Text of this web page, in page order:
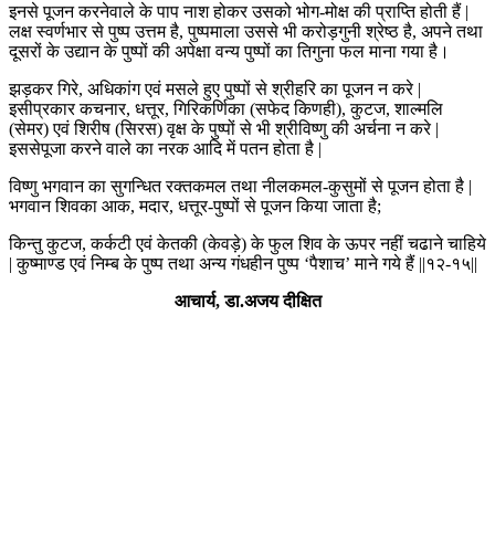
इनसे पूजन करनेवाले के पाप नाश होकर उसको भोग-मोक्ष की प्राप्ति होती हैं |
लक्ष स्वर्णभार से पुष्प उत्तम है, पुष्पमाला उससे भी करोड़गुनी श्रेष्ठ है, अपने तथा
दूसरों के उद्यान के पुष्पों की अपेक्षा वन्य पुष्पों का तिगुना फल माना गया है।
झड़कर गिरे, अधिकांग एवं मसले हुए पुष्पों से श्रीहरि का पूजन न करे |
इसीप्रकार कचनार, धत्तूर, गिरिकर्णिका (सफेद किणही), कुटज, शाल्मलि
(सेमर) एवं शिरीष (सिरस) वृक्ष के पुष्पों से भी श्रीविष्णु की अर्चना न करे |
इससेपूजा करने वाले का नरक आदि में पतन होता है |
विष्णु भगवान का सुगन्धित रक्तकमल तथा नीलकमल-कुसुमों से पूजन होता है |
भगवान शिवका आक, मदार, धत्तूर-पुष्पों से पूजन किया जाता है;
किन्तु कुटज, कर्कटी एवं केतकी (केवड़े) के फुल शिव के ऊपर नहीं चढाने चाहिये
| कुष्माण्ड एवं निम्ब के पुष्प तथा अन्य गंधहीन पुष्प ‘पैशाच’ माने गये हैं ||१२-१५||
आचार्य, डा.अजय दीक्षित